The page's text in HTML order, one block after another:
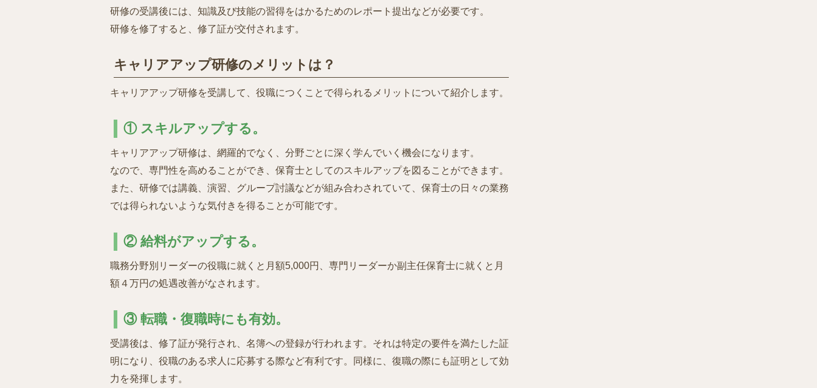
研修の受講後には、知識及び技能の習得をはかるためのレポート提出などが必要です。
研修を修了すると、修了証が交付されます。
キャリアアップ研修のメリットは？
キャリアアップ研修を受講して、役職につくことで得られるメリットについて紹介します。
① スキルアップする。
キャリアアップ研修は、網羅的でなく、分野ごとに深く学んでいく機会になります。
なので、専門性を高めることができ、保育士としてのスキルアップを図ることができます。
また、研修では講義、演習、グループ討議などが組み合わされていて、保育士の日々の業務
では得られないような気付きを得ることが可能です。
② 給料がアップする。
職務分野別リーダーの役職に就くと月額5,000円、専門リーダーか副主任保育士に就くと月
額４万円の処遇改善がなされます。
③ 転職・復職時にも有効。
受講後は、修了証が発行され、名簿への登録が行われます。それは特定の要件を満たした証
明になり、役職のある求人に応募する際など有利です。同様に、復職の際にも証明として効
力を発揮します。